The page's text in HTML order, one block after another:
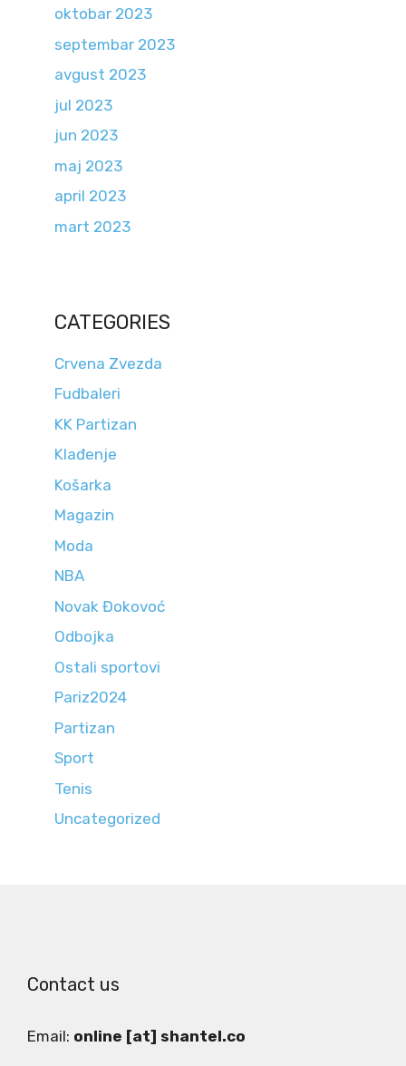
oktobar 2023
septembar 2023
avgust 2023
jul 2023
jun 2023
maj 2023
april 2023
mart 2023
CATEGORIES
Crvena Zvezda
Fudbaleri
KK Partizan
Klađenje
Košarka
Magazin
Moda
NBA
Novak Đokovoć
Odbojka
Ostali sportovi
Pariz2024
Partizan
Sport
Tenis
Uncategorized
Contact us
Email: online [at] shantel.co